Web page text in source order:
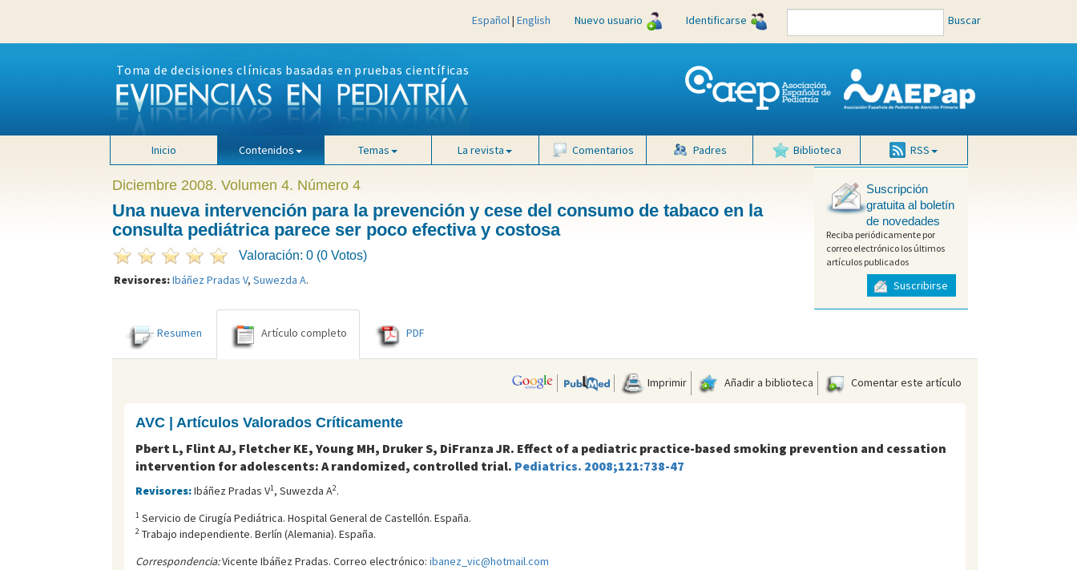
Español| English Nuevo usuario Identificarse Buscar
Toma de decisiones clínicas basadas en pruebas científicas
Inicio Contenidos Temas La revista Comentarios Padres Biblioteca RSS
Diciembre 2008. Volumen 4. Número 4
Una nueva intervención para la prevención y cese del consumo de tabaco en la
consulta pediátrica parece ser poco efectiva y costosa
Valoración: 0 (0 Votos)
Revisores:Ibáñez Pradas V, Suwezda A.
Suscripción
gratuita al boletín
de novedades
Reciba periódicamente por
correo electrónico los últimos
artículos publicados
Suscribirse
Resumen Artículo completo PDF
Imprimir Añadir a biblioteca Comentar este artículo
AVC | Artículos Valorados Críticamente
Pbert L, Flint AJ, Fletcher KE, Young MH, Druker S, DiFranza JR. Effect of a pediatric practice-based smoking prevention and cessation
intervention for adolescents: A randomized, controlled trial. Pediatrics. 2008;121:738-47
Revisores:Ibáñez Pradas V1, Suwezda A2.
1Servicio de Cirugía Pediátrica. Hospital General de Castellón. España.
2Trabajo independiente. Berlí­n (Alemania). España.
Correspondencia:Vicente Ibáñez Pradas. Correo electrónico: ibanez_vic@hotmail.com